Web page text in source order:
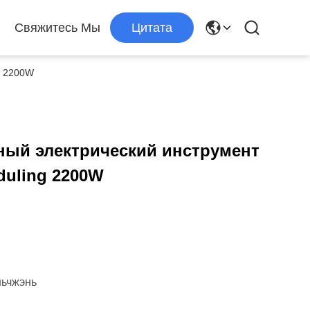
Свяжитесь Мы Цитата
2200W
электрический инструмент
2200W